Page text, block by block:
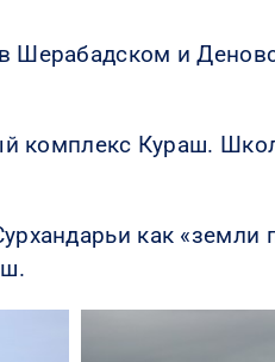
Шерабадском и
комплекс Кураш.
как «земли